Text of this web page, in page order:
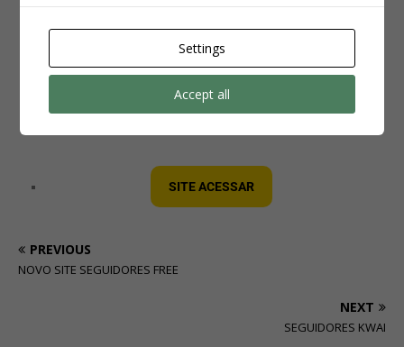
enviaseguidores brasileiros com entrega rápida
Clique aqui e veja os pacotes disponíveis:
Aproveite enquanto os bônus estão ativos e faça seu perfil
SITE ACESSAR
PREVIOUS
NOVO SITE SEGUIDORES FREE
NEXT
SEGUIDORES KWAI
Settings
Accept all